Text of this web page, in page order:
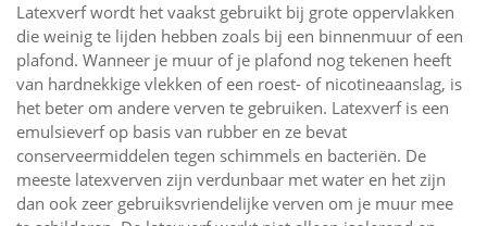
Latexverf wordt het vaakst gebruikt bij grote oppervlakken
die weinig te lijden hebben zoals bij een binnenmuur of een
plafond. Wanneer je muur of je plafond nog tekenen heeft
van hardnekkige vlekken of een roest- of nicotineaanslag, is
het beter om andere verven te gebruiken. Latexverf is een
emulsieverf op basis van rubber en ze bevat
conserveermiddelen tegen schimmels en bacteriën. De
meeste latexverven zijn verdunbaar met water en het zijn
dan ook zeer gebruiksvriendelijke verven om je muur mee